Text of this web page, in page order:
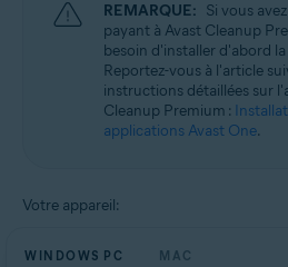
REMARQUE: Si vous
payant à Avast Cleanup
besoin d'installer d'abord
Reportez-vous à l'article
instructions détaillées sur
Cleanup Premium :
applications Avast One.
Votre appareil:
WINDOWS PC MAC